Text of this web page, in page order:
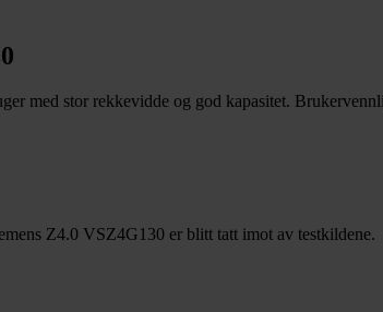
med stor rekkevidde og god kapasitet.
Z4.0 VSZ4G130 er blitt tatt imot av testkildene.